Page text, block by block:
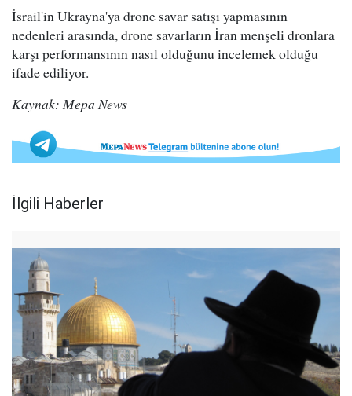
İsrail'in Ukrayna'ya drone savar satışı yapmasının
nedenleri arasında, drone savarların İran menşeli dronlara
karşı performansının nasıl olduğunu incelemek olduğu
ifade ediliyor.
Kaynak: Mepa News
İlgili Haberler